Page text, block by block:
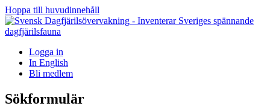
Hoppa till huvudinnehåll
Logga in
In English
Bli medlem
Sökformulär